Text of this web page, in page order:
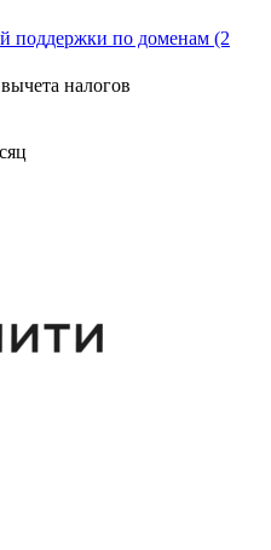
поддержки по доменам (2
налогов